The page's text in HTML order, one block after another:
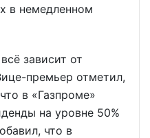
в немедленном
зависит от
премьер отметил,
в «Газпроме»
на уровне 50%
что в